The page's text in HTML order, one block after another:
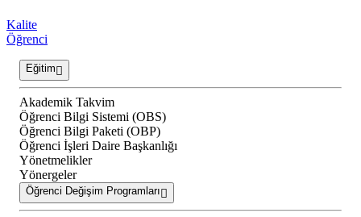
Kalite
Öğrenci
Eğitim
Akademik Takvim
Öğrenci Bilgi Sistemi (OBS)
Öğrenci Bilgi Paketi (OBP)
Öğrenci İşleri Daire Başkanlığı
Yönetmelikler
Yönergeler
Öğrenci Değişim Programları